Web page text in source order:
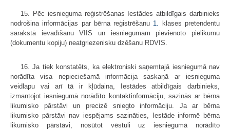
15. Pēc iesnieguma reģistrēšanas Iestādes atbildīgais darbinieks
nodrošina informācijas par bērna reģistrēšanu 1. klases pretendentu
sarakstā ievadīšanu VIIS un iesniegumam pievienoto pielikumu
(dokumentu kopiju) neatgriezenisku dzēšanu RDVIS.
16. Ja tiek konstatēts, ka elektroniski saņemtajā iesniegumā nav
norādīta visa nepieciešamā informācija saskaņā ar iesnieguma
veidlapu vai arī tā ir kļūdaina, Iestādes atbildīgais darbinieks,
izmantojot iesniegumā norādīto kontaktinformāciju, sazinās ar bērna
likumisko pārstāvi un precizē sniegto informāciju. Ja ar bērna
likumisko pārstāvi nav iespējams sazināties, Iestāde informē bērna
likumisko pārstāvi, nosūtot vēstuli uz iesniegumā norādīto